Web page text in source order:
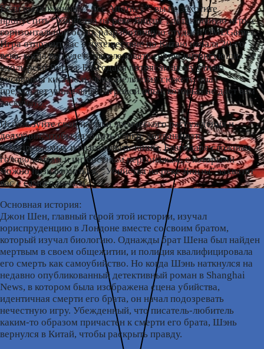
Если вы поклонник “Ace Attorney”, вы не захотите
пропустить “Убийства на реке Янцзы”, детективную игру с
горизонтальной осью, разработанную студией OMEGames.
Игра отправит вас в путешествие по Китаю начала 20-го
века, когда вы будете расследовать серию интригующих дел
вдоль реки Янцзы. Благодаря потрясающему стилю
рисования кистью и увлекательному сюжету, она
предлагает уникальный игровой опыт, который не даст вам
заскучать.
Используйте свои навыки логического рассуждения и
дедукции, чтобы находить улики, допрашивать
подозреваемых и разгадывать тайны. Благодаря сложным
головоломкам и интересным персонажам, с которыми
можно познакомиться, “Убийства на реке Янцзы” захватят
вас с самого начала.
Основная история:
Джон Шен, главный герой этой истории, изучал
юриспруденцию в Лондоне вместе со своим братом,
который изучал биологию. Однажды брат Шена был найден
мертвым в своем общежитии, и полиция квалифицировала
его смерть как самоубийство. Но когда Шэнь наткнулся на
недавно опубликованный детективный роман в Shanghai
News, в котором была изображена сцена убийства,
идентичная смерти его брата, он начал подозревать
нечестную игру. Убежденный, что писатель-любитель
каким-то образом причастен к смерти его брата, Шэнь
вернулся в Китай, чтобы раскрыть правду.